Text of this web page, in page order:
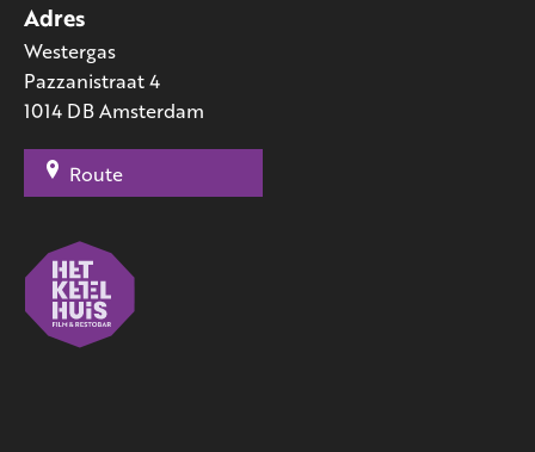
Adres
Westergas
Pazzanistraat 4
1014 DB Amsterdam
Route